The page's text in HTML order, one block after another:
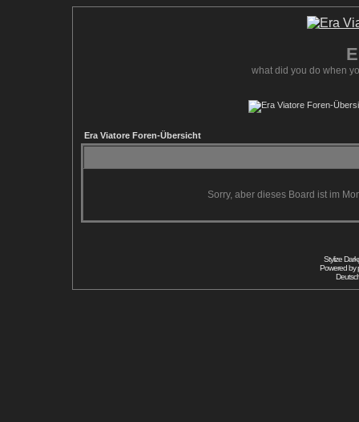
what did you do when
Era Viatore Foren-Übersicht
Sorry, aber dieses Board ist im
Stylize
Powered by